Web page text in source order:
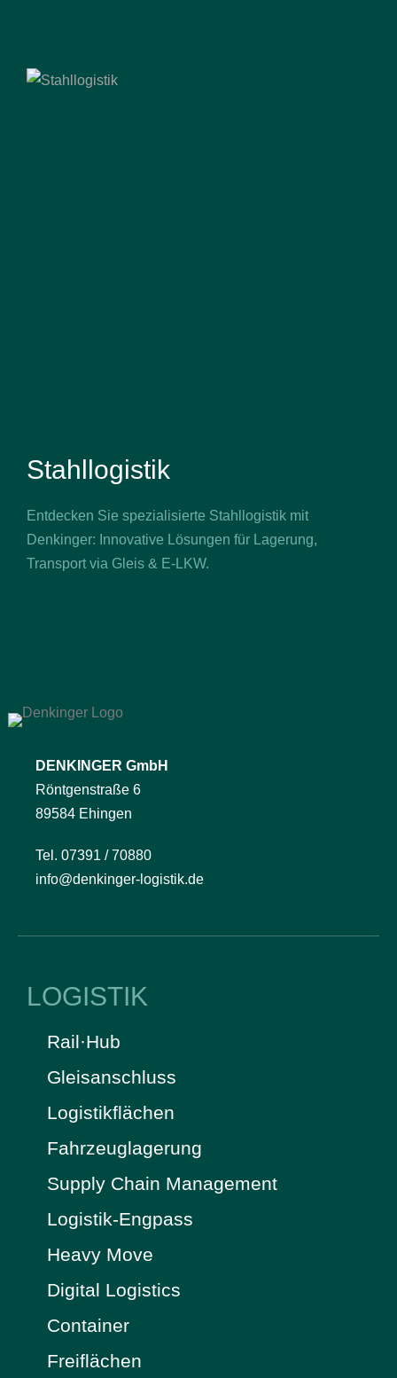
Stahllogistik
Entdecken Sie spezialisierte Stahllogistik mit
Denkinger: Innovative Lösungen für Lagerung,
Transport via Gleis & E-LKW.
DENKINGER GmbH
Röntgenstraße 6
89584 Ehingen
Tel. 07391 / 70880
info@denkinger-logistik.de
LOGISTIK
Rail·Hub
Gleisanschluss
Logistikflächen
Fahrzeuglagerung
Supply Chain Management
Logistik-Engpass
Heavy Move
Digital Logistics
Container
Freiflächen